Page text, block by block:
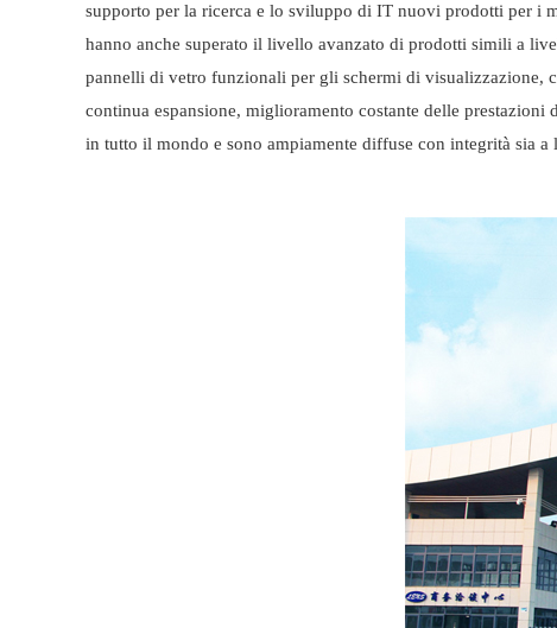
supporto per la ricerca e lo sviluppo di IT nuovi prodotti per i
hanno anche superato il livello avanzato di prodotti simili a
pannelli di vetro funzionali per gli schermi di visualizzazione,
continua espansione, miglioramento costante delle
in tutto il mondo e sono ampiamente diffuse con integrità sia